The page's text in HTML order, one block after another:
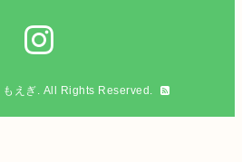
えぎ. All Rights Reserved.